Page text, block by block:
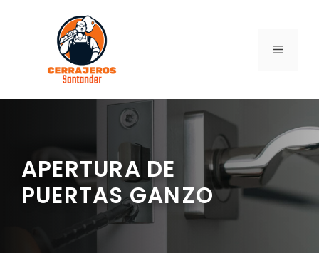
contenido
MENÚ
APERTURA DE
PUERTAS GANZO